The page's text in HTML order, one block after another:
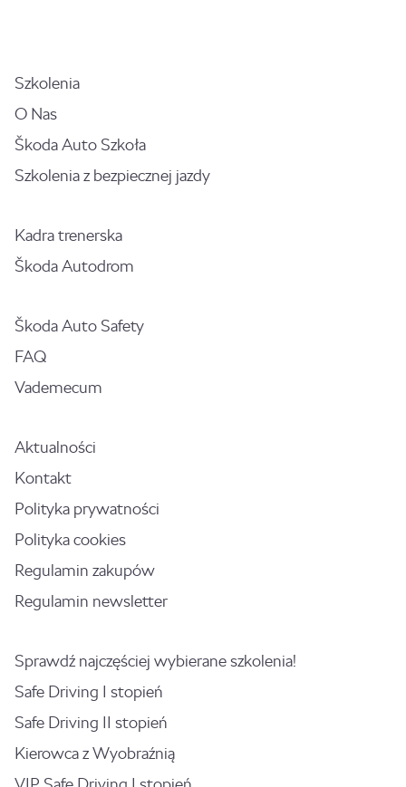
Szkolenia
O Nas
Škoda Auto Szkoła
Szkolenia z bezpiecznej jazdy
Kadra trenerska
Škoda Autodrom
Škoda Auto Safety
FAQ
Vademecum
Aktualności
Kontakt
Polityka prywatności
Polityka cookies
Regulamin zakupów
Regulamin newsletter
Sprawdź najczęściej wybierane szkolenia!
Safe Driving I stopień
Safe Driving II stopień
Kierowca z Wyobraźnią